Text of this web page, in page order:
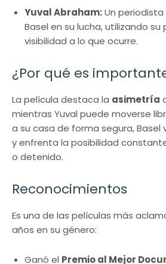
Yuval Abraham:Un
Basel en su lucha, utilizando
visibilidad a lo que ocurre.
¿Por qué es
La película destaca la asimetría
mientras Yuval puede moverse
a su casa de forma segura, Basel
y enfrenta la posibilidad
o detenido.
Reconocimientos
Es una de las películas más
años en su género:
Ganó el Premio al Mejor